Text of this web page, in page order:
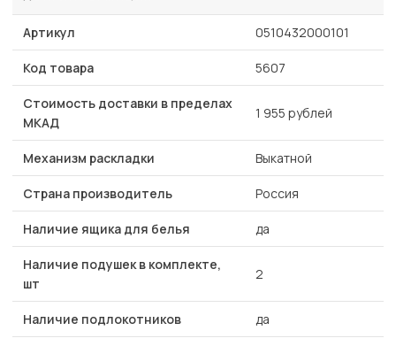
Артикул 0510432000101
Код товара 5607
Стоимость доставки в пределах
МКАД
1 955 рублей
Механизм раскладки Выкатной
Страна производитель Россия
Наличие ящика для белья да
Наличие подушек в комплекте,
шт
2
Наличие подлокотников да